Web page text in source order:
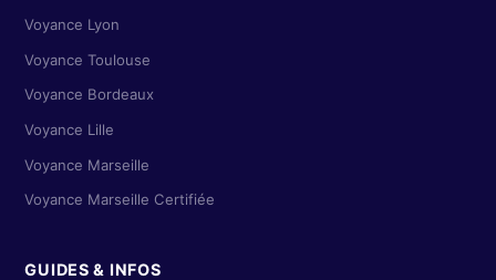
Voyance Lyon
Voyance Toulouse
Voyance Bordeaux
Voyance Lille
Voyance Marseille
Voyance Marseille Certifiée
GUIDES & INFOS